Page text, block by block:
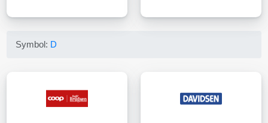
Symbol: D